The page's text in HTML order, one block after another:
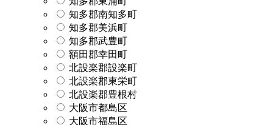
知多郡南知多町
知多郡美浜町
知多郡武豊町
額田郡幸田町
北設楽郡設楽町
北設楽郡東栄町
北設楽郡豊根村
大阪市都島区
大阪市福島区